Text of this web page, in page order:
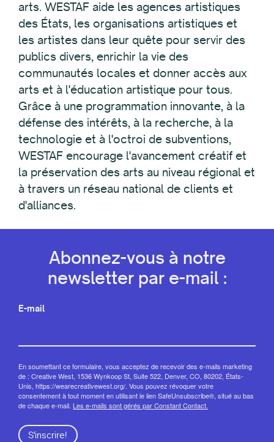
arts. WESTAF aide les agences artistiques
des États, les organisations artistiques et
les artistes dans leur quête pour servir des
publics divers, enrichir la vie des
communautés locales et donner accès aux
arts et à l'éducation artistique pour tous.
Grâce à une programmation innovante, à la
défense des intérêts, à la recherche, à la
technologie et à l'octroi de subventions,
WESTAF encourage l'avancement créatif et
la préservation des arts au niveau régional et
à travers un réseau national de clients et
d'alliances.
Abonnez-vous à notre
newsletter par e-mail :
E-mail
En soumettant ce formulaire, vous acceptez de recevoir des e-mails marketing
de : Creative West, 1536 Wynkoop St, Suite 522, Denver, CO, 80202, États-
Unis, https://wearecreativewest.org/. Vous pouvez révoquer votre
consentement à tout moment en utilisant le lien SafeUnsubscribe®, situé au bas
de chaque e-mail. Les e-mails sont gérés par Constant Contact.
S'inscrire!